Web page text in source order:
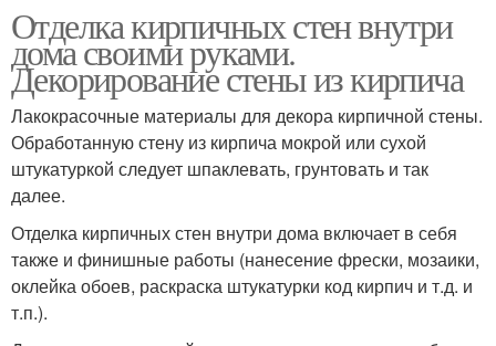
Отделка кирпичных стен внутри
дома своими руками.
Декорирование стены из кирпича
Лакокрасочные материалы для декора кирпичной стены.
Обработанную стену из кирпича мокрой или сухой
штукатуркой следует шпаклевать, грунтовать и так
далее.
Отделка кирпичных стен внутри дома включает в себя
также и финишные работы (нанесение фрески, мозаики,
оклейка обоев, раскраска штукатурки код кирпич и т.д. и
т.п.).